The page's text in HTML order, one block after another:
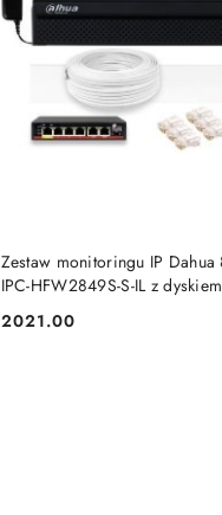
Zestaw monitoringu IP
IPC-HFW2849S-S-IL z dyskiem
Cena:
2021.00
BRAK